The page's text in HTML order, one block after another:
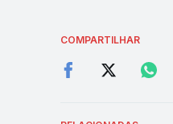
COMPARTILHAR